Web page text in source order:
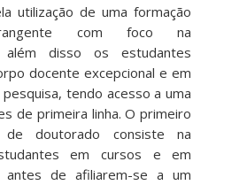
utilização de uma formação
com foco na
além disso os estudantes
docente excepcional e em
tendo acesso a uma
de primeira linha. O primeiro
doutorado consiste na
em cursos e em
de afiliarem-se a um